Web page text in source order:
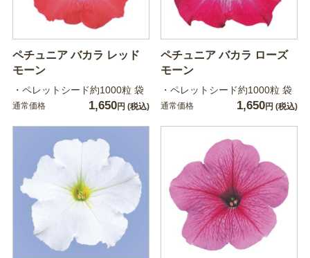
ペチュニア バカラ レッド
モーン
・ペレットシード約1000粒 袋
通常価格 1,650円 (税込)
ペチュニア バカラ ローズ
モーン
・ペレットシード約1000粒 袋
通常価格 1,650円 (税込)